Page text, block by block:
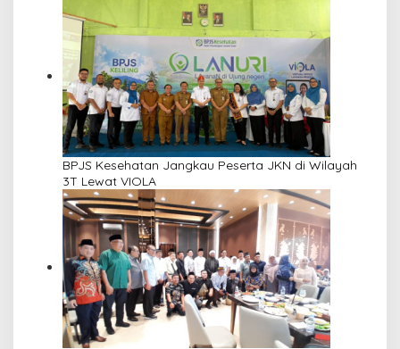
BPJS Kesehatan Jangkau Peserta JKN di Wilayah
3T Lewat VIOLA